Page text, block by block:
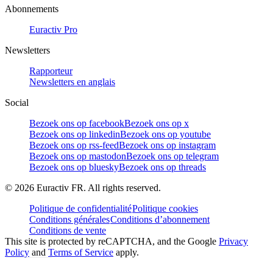
Abonnements
Euractiv Pro
Newsletters
Rapporteur
Newsletters en anglais
Social
Bezoek ons op facebookBezoek ons op x
Bezoek ons op linkedinBezoek ons op youtube
Bezoek ons op rss-feedBezoek ons op instagram
Bezoek ons op mastodonBezoek ons op telegram
Bezoek ons op blueskyBezoek ons op threads
© 2026 Euractiv FR. All rights reserved.
Politique de confidentialitéPolitique cookies
Conditions généralesConditions d’abonnement
Conditions de vente
This site is protected by reCAPTCHA, and the Google Privacy
Policy and Terms of Service apply.